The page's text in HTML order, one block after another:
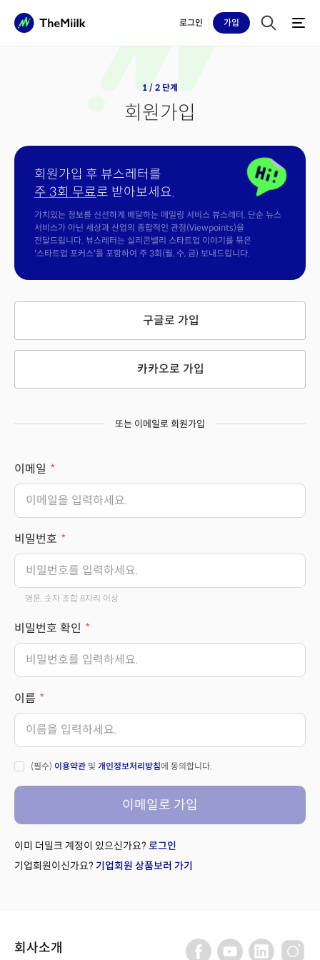
로그인 가입
1 / 2 단계
회원가입
회원가입 후 뷰스레터를
주 3회 무료로 받아보세요.
가치있는 정보를 신선하게 배달하는 메일링 서비스 뷰스레터. 단순 뉴스
서비스가 아닌 세상과 산업의 종합적인 관점(Viewpoints)을
전달드립니다. 뷰스레터는 실리콘밸리 스타트업 이야기를 묶은
'스타트업 포커스'를 포함하여 주 3회(월, 수, 금) 보내드립니다.
구글로 가입
카카오로 가입
또는 이메일로 회원가입
이메일
비밀번호
영문, 숫자 조합 8자리 이상
비밀번호 확인
이름
(필수) 이용약관 및 개인정보처리방침에 동의합니다.
이메일로 가입
이미 더밀크 계정이 있으신가요? 로그인
기업회원이신가요? 기업회원 상품보러 가기
회사소개